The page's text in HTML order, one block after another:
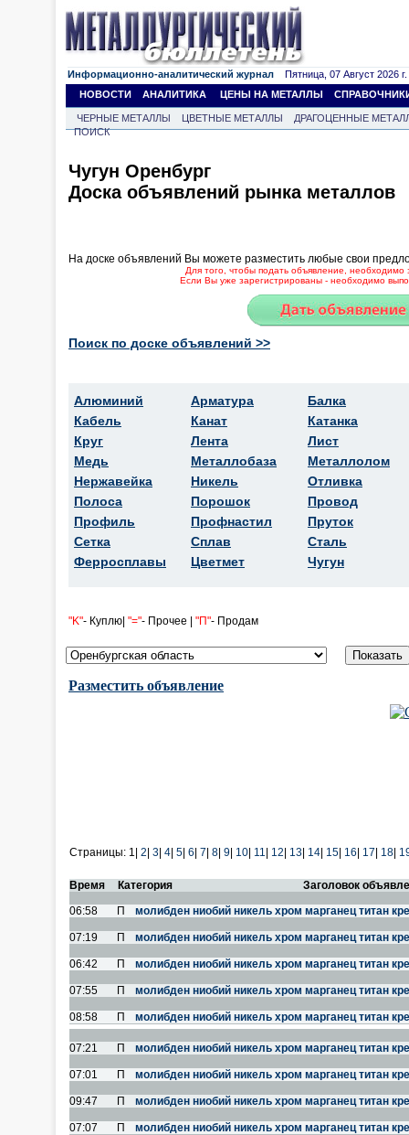
Информационно-аналитический журнал Пятница, 07 Август 2026 г.
НОВОСТИ
АНАЛИТИКА ЦЕНЫ НА МЕТАЛЛЫ
ЧЕРНЫЕ МЕТАЛЛЫ ЦВЕТНЫЕ МЕТАЛЛЫ
ДРАГОЦЕННЫЕ
ПОИСК
Чугун Оренбург
Доска объявлений рынка металлов
На доске объявлений Вы можете разместить любые свои
Для того, чтобы подать объявление, необходимо
Если Вы уже зарегистрированы - необходимо
Поиск по доске объявлений >>
Алюминий
Кабель
Круг
Медь
Нержавейка
Полоса
Профиль
Сетка
Ферросплавы
Арматура
Канат
Лента
Металлобаза
Никель
Порошок
Профнастил
Сплав
Цветмет
Балка
Катанка
Лист
Металлолом
Отливка
Провод
Пруток
Сталь
Чугун
"K"- Куплю| "="- Прочее | "П"- Продам
Разместить объявление
Страницы: 1| 2 3 4 5 6 7 8 9 10 11 12 13 14 15 16 17 18
Время Категория
Заголовок
06:58
П молибден ниобий никель хром марганец титан
07:19 П молибден ниобий никель хром марганец титан
06:42 П молибден ниобий никель хром марганец титан
07:55 П молибден ниобий никель хром марганец титан
08:58 П молибден ниобий никель хром марганец титан
07:21 П молибден ниобий никель хром марганец титан
07:01 П молибден ниобий никель хром марганец титан
09:47 П молибден ниобий никель хром марганец титан
07:07 П молибден ниобий никель хром марганец титан